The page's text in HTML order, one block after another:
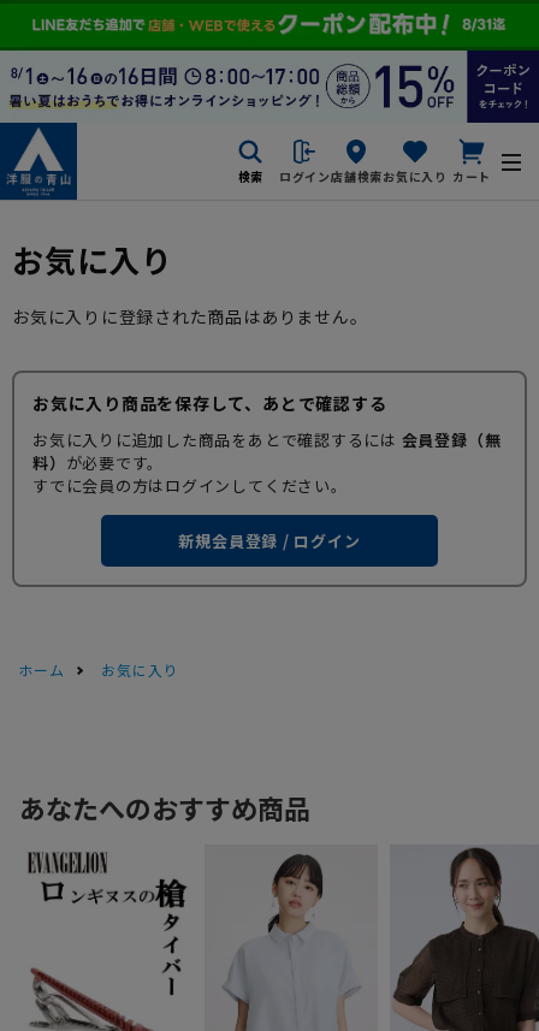
検索 ログイン店舗検索お気に入り カート
お気に入り
お気に入りに登録された商品はありません。
お気に入り商品を保存して、あとで確認する
お気に入りに追加した商品をあとで確認するには 会員登録（無
料） が必要です。
すでに会員の方はログインしてください。
新規会員登録 / ログイン
ホーム お気に入り